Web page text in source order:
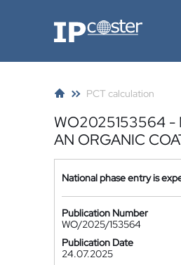
IP-Coster
PCT calculation
WO2025153564 -
AN ORGANIC
National phase entry is
Publication Number
WO/2025/153564
Publication Date
24.07.2025